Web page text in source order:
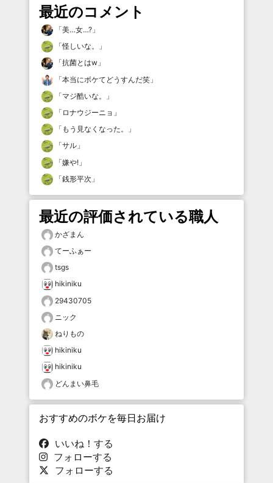
最近のコメント
「美…女…? 」
「怪しいな。
」
「抗菌とはw 」
「本当にボケてどうすんだ笑 」
「マジ酷いな。
」
「 ロナウジーニョ 」
「 もう見なくなった。
」
「サル 」
「嫌や! 」
「銭形平次 」
最近の評価されている職人
かざまん
てーふぁー
tsgs
hikiniku
29430705
ニック
ねりもの
hikiniku
hikiniku
どんまい鼻毛
おすすめのボケを毎日お届け
いいね！する
フォローする
フォローする